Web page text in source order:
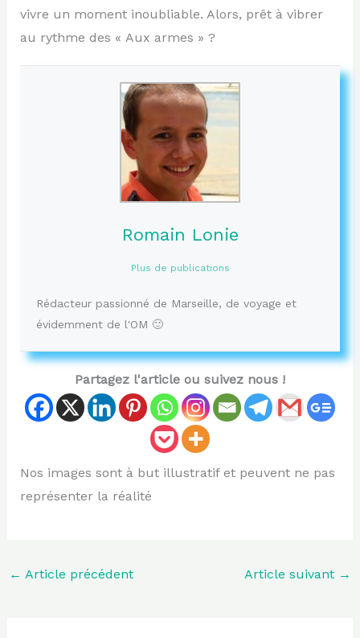
vivre un moment inoubliable. Alors, prêt à vibrer
au rythme des « Aux armes » ?
Romain Lonie
Plus de publications
Rédacteur passionné de Marseille, de voyage et
évidemment de l'OM 🙂
Partagez l'article ou suivez nous !
Nos images sont à but illustratif et peuvent ne pas
représenter la réalité
← Article précédent Article suivant →